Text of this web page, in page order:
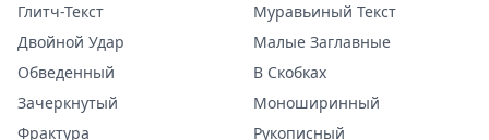
Глитч-Текст
Муравьиный Текст
Двойной Удар
Малые Заглавные
Обведенный
В Скобках
Зачеркнутый
Моноширинный
Фрактура
Рукописный